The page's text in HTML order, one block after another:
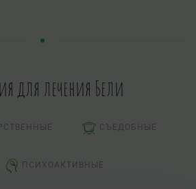
для лечения Бели
СЪЕДОБНЫЕ
ПСИХОАКТИВНЫЕ